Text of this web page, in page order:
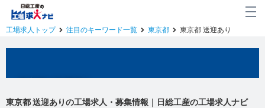
工場求人トップ 注目のキーワード一覧 東京都 東京都 送迎あり
東京都 送迎ありの工場求人・募集情報｜日総工産の工場求人ナビ